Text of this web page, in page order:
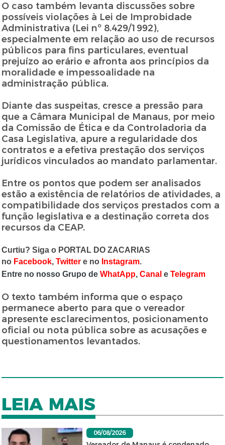
O caso também levanta discussões sobre
possíveis violações à Lei de Improbidade
Administrativa (Lei nº 8.429/1992),
especialmente em relação ao uso de recursos
públicos para fins particulares, eventual
prejuízo ao erário e afronta aos princípios da
moralidade e impessoalidade na
administração pública.
Diante das suspeitas, cresce a pressão para
que a Câmara Municipal de Manaus, por meio
da Comissão de Ética e da Controladoria da
Casa Legislativa, apure a regularidade dos
contratos e a efetiva prestação dos serviços
jurídicos vinculados ao mandato parlamentar.
Entre os pontos que podem ser analisados
estão a existência de relatórios de atividades, a
compatibilidade dos serviços prestados com a
função legislativa e a destinação correta dos
recursos da CEAP.
Curtiu? Siga o PORTAL DO ZACARIAS
no Facebook,Twitter e no Instagram.
Entre no nosso Grupo deWhatApp,Canal eTelegram
O texto também informa que o espaço
permanece aberto para que o vereador
apresente esclarecimentos, posicionamento
oficial ou nota pública sobre as acusações e
questionamentos levantados.
LEIA MAIS
06/08/2026